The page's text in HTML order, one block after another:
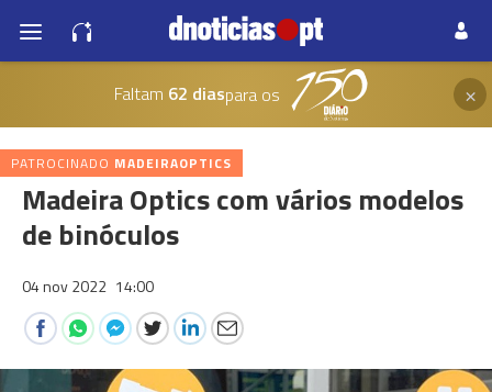
Faltam 62 diaspara os ×
PATROCINADO MADEIRAOPTICS
Madeira Optics com vários modelos
de binóculos
04 nov 2022 14:00